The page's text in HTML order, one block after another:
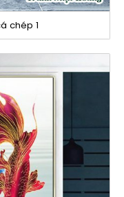
chép 1